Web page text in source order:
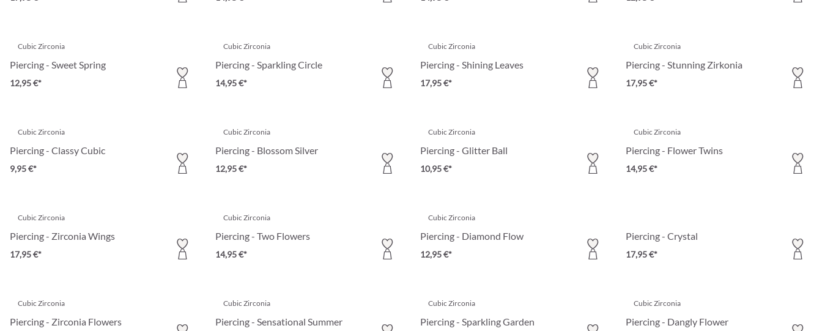
Cubic Zirconia
Piercing - Sweet Spring
12,95 €*
Cubic Zirconia
Piercing - Sparkling Circle
14,95 €*
Cubic Zirconia
Piercing - Shining Leaves
17,95 €*
Cubic Zirconia
Piercing - Stunning Zirkonia
17,95 €*
Cubic Zirconia
Piercing - Classy Cubic
9,95 €*
Cubic Zirconia
Piercing - Blossom Silver
12,95 €*
Cubic Zirconia
Piercing - Glitter Ball
10,95 €*
Cubic Zirconia
Piercing - Flower Twins
14,95 €*
Cubic Zirconia
Piercing - Zirconia Wings
17,95 €*
Cubic Zirconia
Piercing - Two Flowers
14,95 €*
Cubic Zirconia
Piercing - Diamond Flow
12,95 €*
Piercing - Crystal
17,95 €*
Cubic Zirconia
Piercing - Zirconia Flowers
Cubic Zirconia
Piercing - Sensational Summer
Cubic Zirconia
Piercing - Sparkling Garden
Cubic Zirconia
Piercing - Dangly Flower